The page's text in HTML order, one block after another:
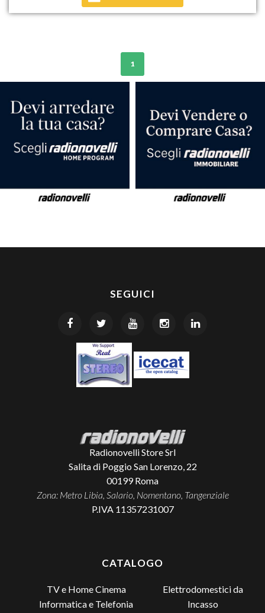
1
SEGUICI
Radionovelli Store Srl
Salita di Poggio San Lorenzo, 22
00199 Roma
Zona: Metro Libia, Salario, Nomentano, Tangenziale
P.IVA 11357231007
CATALOGO
TV e Home Cinema
Informatica e Telefonia
Elettrodomestici da
Incasso